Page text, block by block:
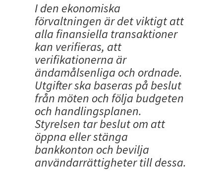
I den ekonomiska
förvaltningen är det viktigt att
alla finansiella transaktioner
kan verifieras, att
verifikationerna är
ändamålsenliga och ordnade.
Utgifter ska baseras på beslut
från möten och följa budgeten
och handlingsplanen.
Styrelsen tar beslut om att
öppna eller stänga
bankkonton och bevilja
användarrättigheter till dessa.